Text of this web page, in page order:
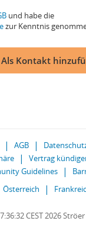
und habe die
zur Kenntnis
Als Kontakt
AGB
Vertrag
Guidelines
Österreich
CEST 2026